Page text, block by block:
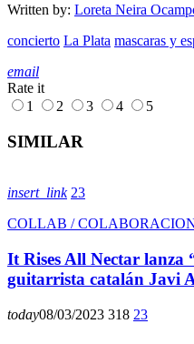
Written by: Loreta Neira
concierto La Plata mascaras y
email
Rate it
1
2 3 4 5
SIMILAR
insert_link 23
COLLAB /
It Rises All Nectar
guitarrista catalán Javi
today08/03/2023 318 23